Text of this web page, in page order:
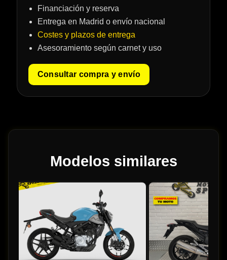
Financiación y reserva
Entrega en Madrid o envío nacional
Costes y plazos de entrega
Asesoramiento según carnet y uso
Consultar compra y envío
Modelos similares